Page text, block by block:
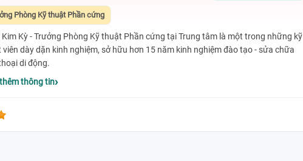
Phòng Kỹ thuật Phần cứng
Kim Kỳ - Trưởng Phòng Kỹ thuật Phần cứng tại Trung tâm là một trong những kỹ
dày dặn kinh nghiệm, sở hữu hơn 15 năm kinh nghiệm đào tạo - sửa chữa
di động.
thông tin